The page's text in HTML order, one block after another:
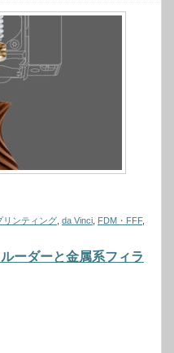
リンティング da Vinci FDM・FFF,
ーダーと金属系フィラ